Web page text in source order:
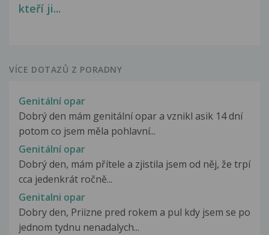
kteří ji...
VÍCE DOTAZŮ Z PORADNY
Genitální opar
Dobrý den mám genitální opar a vznikl asik 14 dní
potom co jsem měla pohlavní...
Genitální opar
Dobrý den, mám přítele a zjistila jsem od něj, že trpí
cca jedenkrát ročně...
Genitalni opar
Dobry den, Priizne pred rokem a pul kdy jsem se po
jednom tydnu nenadalych...